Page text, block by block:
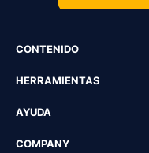
CONTENIDO
HERRAMIENTAS
AYUDA
COMPANY